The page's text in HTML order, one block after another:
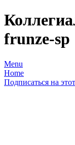
frunze-sp
Menu
Home
Подписаться на